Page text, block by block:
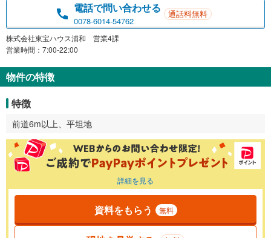
電話で問い合わせる
0078-6014-54762
通話料無料
株式会社東宝ハウス浦和 営業4課
営業時間：7:00-22:00
物件の特徴
特徴
前道6m以上、平坦地
詳細を見る
資料をもらう 無料